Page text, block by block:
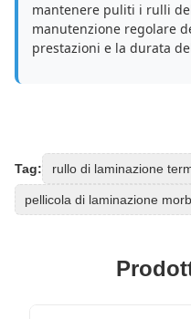
mantenere puliti i rulli
manutenzione regolare
prestazioni e la durata
Tag: rullo di laminazione
pellicola di laminazione